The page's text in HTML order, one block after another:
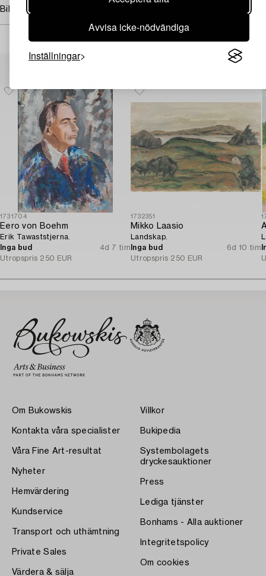
Avvisa icke-nödvändiga
Inställningar
Bildrättigheter
Andra har även tittat på
1731704
Eero von Boehm
Erik Tawaststjerna.
Inga bud
4d 7 tim
Utropspris 250 EUR
1732351
Mikko Laasio
Landskap.
Inga bud
6d 10 tim
Utropspris 250 EUR
Om Bukowskis
Kontakta våra specialister
Våra Fine Art-resultat
Nyheter
Hemvärdering
Kundservice
Transport och uthämtning
Private Sales
Värdera & sälja
Villkor
Bukipedia
Systembolagets
dryckesauktioner
Press
Lediga tjänster
Bonhams - Alla auktioner
Integritetspolicy
Om cookies